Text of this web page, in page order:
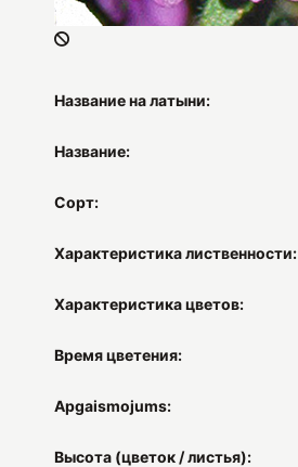
Название на латыни:
Название:
Сорт:
Характеристика лиственности:
Характеристика цветов:
Время цветения:
Apgaismojums:
Высота (цветок / листья):